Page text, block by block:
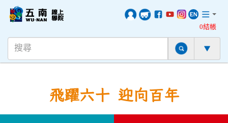
0結帳
飛躍六十 迎向百年